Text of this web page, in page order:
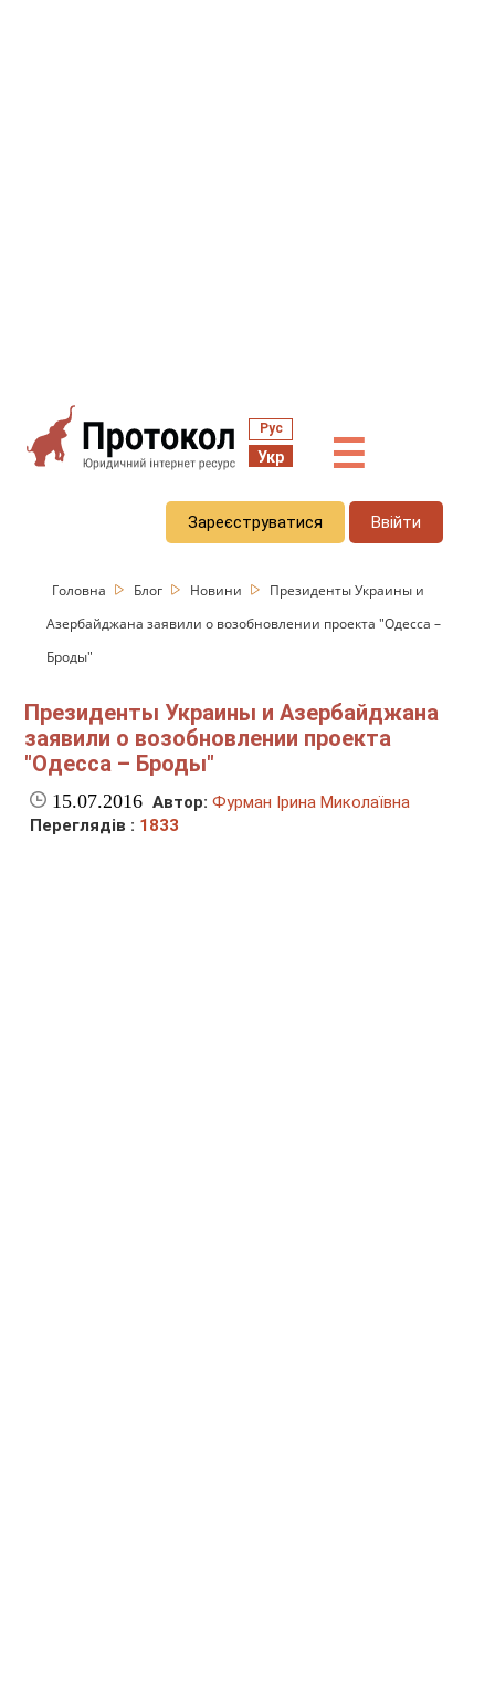
Рус
Укр ☰
Зареєструватися Ввійти
Головна Блог Новини
Президенты Украины и
Азербайджана заявили о возобновлении проекта "Одесса –
Броды"
Президенты Украины и Азербайджана
заявили о возобновлении проекта
"Одесса – Броды"
15.07.2016 Автор: Фурман Ірина Миколаївна
Переглядів : 1833